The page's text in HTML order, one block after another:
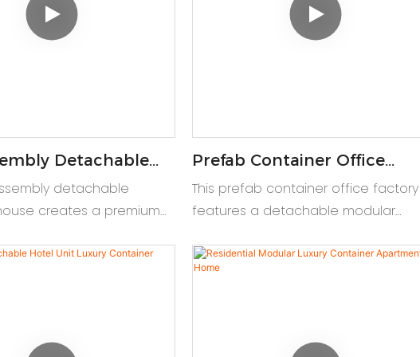
Detachable
House Prefab
detachable
creates a premium
friendly modular living
Prefab Container Office
Factory Detachable Modular
Living Space
This prefab container office factory
features a detachable modular
living space and modern container